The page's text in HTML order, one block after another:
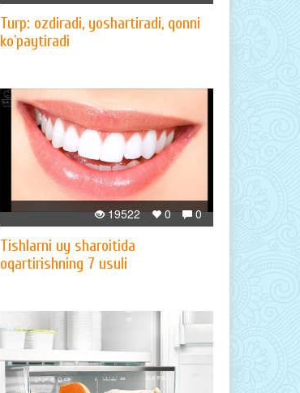
Turp: ozdiradi, yoshartiradi, qonni
ko`paytiradi
0
0
19522
Tishlarni uy sharoitida
oqartirishning 7 usuli